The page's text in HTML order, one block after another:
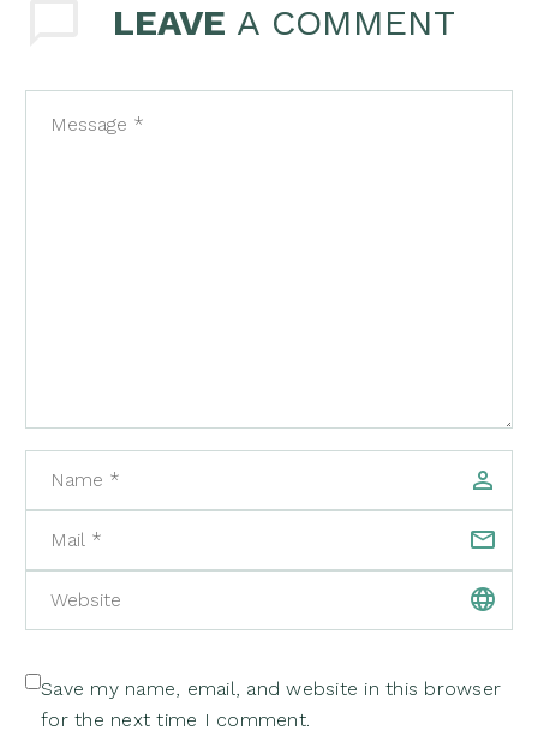
LEAVE A COMMENT
Save my name, email, and website in this browser
for the next time I comment.